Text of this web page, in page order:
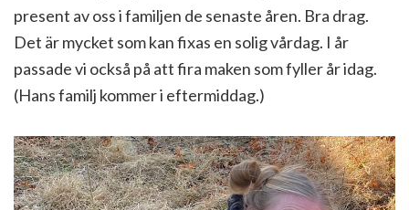
present av oss i familjen de senaste åren. Bra drag.
Det är mycket som kan fixas en solig vårdag. I år
passade vi också på att fira maken som fyller år idag.
(Hans familj kommer i eftermiddag.)